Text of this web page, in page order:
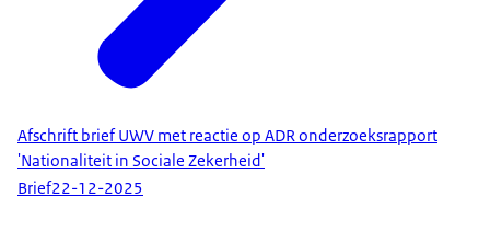
Afschrift brief UWV met reactie op ADR onderzoeksrapport
'Nationaliteit in Sociale Zekerheid'
Brief22-12-2025